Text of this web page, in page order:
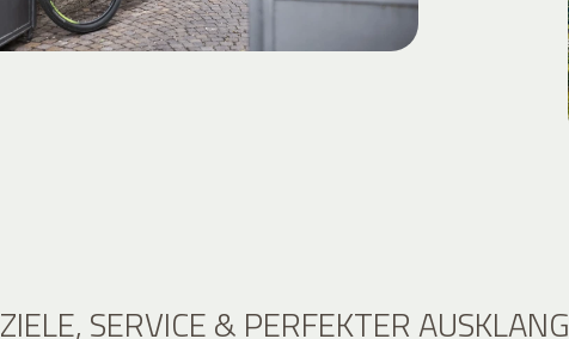
ZIELE, SERVICE & PERFEKTER AUSKLANG